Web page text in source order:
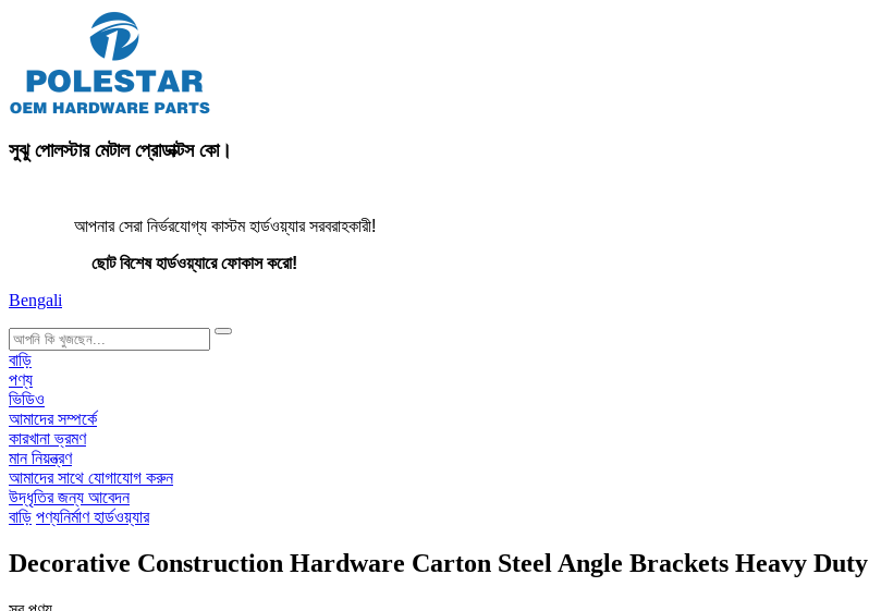
সুঝু পোলস্টার মেটাল প্রোডাক্টস কো।
আপনার সেরা নির্ভরযোগ্য কাস্টম হার্ডওয়্যার সরবরাহকারী!
ছোট বিশেষ হার্ডওয়্যারে ফোকাস করো!
Bengali
search
বাড়ি
পণ্য
ভিডিও
আমাদের সম্পর্কে
কারখানা ভ্রমণ
মান নিয়ন্ত্রণ
আমাদের সাথে যোগাযোগ করুন
উদ্ধৃতির জন্য আবেদন
বাড়ি পণ্যনির্মাণ হার্ডওয়্যার
Decorative Construction Hardware Carton Steel Angle Brackets Heavy Duty